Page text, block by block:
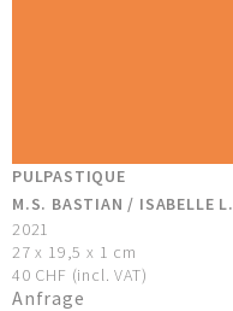
PULPASTIQUE
M.S. BASTIAN / ISABELLE L.
2021
27 x 19,5 x 1 cm
40 CHF (incl. VAT)
Anfrage